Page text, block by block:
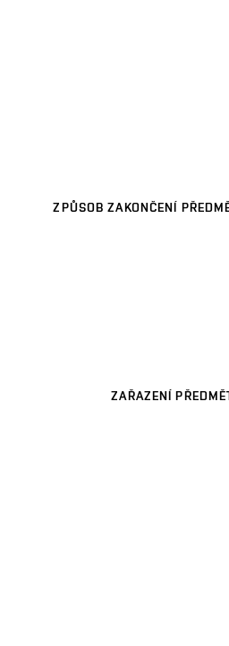
ZPŮSOB ZAKONČENÍ
ZAŘAZENÍ